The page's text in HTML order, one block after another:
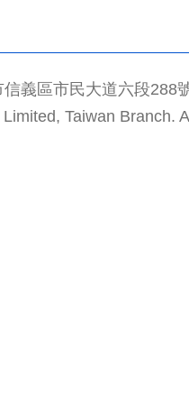
義區市民大道六段288
Taiwan Branch.